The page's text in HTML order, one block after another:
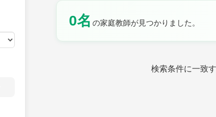
0名 の家庭教師が見つかりました。
検索条件に一致